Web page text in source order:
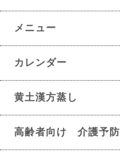
メニュー
カレンダー
黄土漢方蒸し
高齢者向け 介護予防